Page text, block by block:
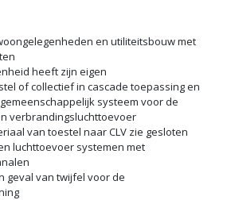
en utiliteitsbouw met
heeft zijn eigen
of collectief in cascade toepassing en
systeem voor de
verbrandingsluchttoevoer
van toestel naar CLV zie gesloten
luchttoevoer systemen met
geval van twijfel voor de